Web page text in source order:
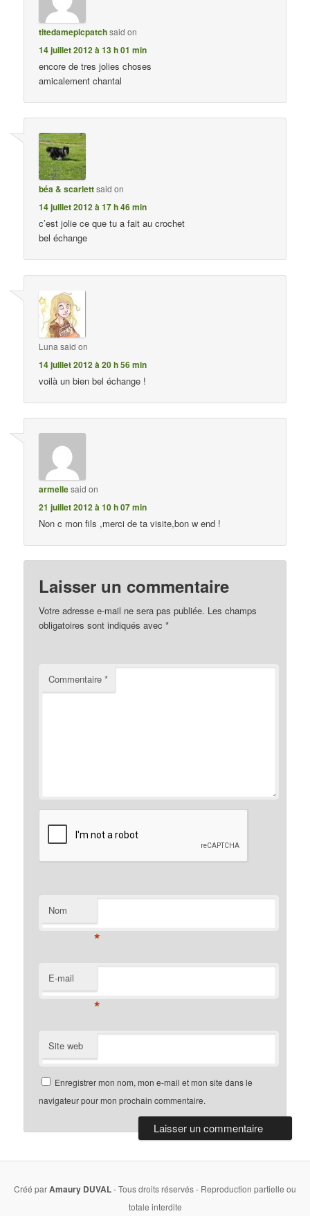
titedamepicpatchsaid on
14 juillet 2012 à 13 h 01 min
encore de tres jolies choses
amicalement chantal
béa & scarlettsaid on
14 juillet 2012 à 17 h 46 min
c’est jolie ce que tu a fait au crochet
bel échange
Luna said on
14 juillet 2012 à 20 h 56 min
voilà un bien bel échange !
armellesaid on
21 juillet 2012 à 10 h 07 min
Non c mon fils ,merci de ta visite,bon w end !
Laisser un commentaire
Votre adresse e-mail ne sera pas publiée. Les champs
obligatoires sont indiqués avec*
Commentaire*
Nom
*
E-mail
*
Site web
Enregistrer mon nom, mon e-mail et mon site dans le
navigateur pour mon prochain commentaire.
Créé parAmaury DUVAL- Tous droits réservés - Reproduction partielle ou
totale interdite